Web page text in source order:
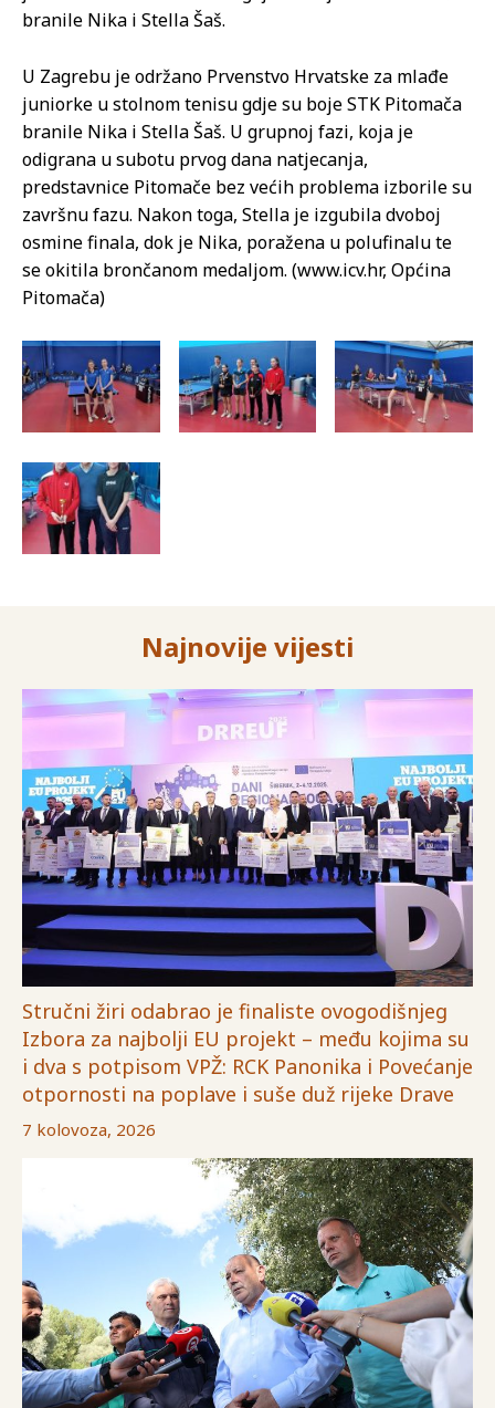
branile Nika i Stella Šaš.
U Zagrebu je održano Prvenstvo Hrvatske za mlađe
juniorke u stolnom tenisu gdje su boje STK Pitomača
branile Nika i Stella Šaš. U grupnoj fazi, koja je
odigrana u subotu prvog dana natjecanja,
predstavnice Pitomače bez većih problema izborile su
završnu fazu. Nakon toga, Stella je izgubila dvoboj
osmine finala, dok je Nika, poražena u polufinalu te
se okitila brončanom medaljom. (www.icv.hr, Općina
Pitomača)
Najnovije vijesti
Stručni žiri odabrao je finaliste ovogodišnjeg
Izbora za najbolji EU projekt – među kojima su
i dva s potpisom VPŽ: RCK Panonika i Povećanje
otpornosti na poplave i suše duž rijeke Drave
7 kolovoza, 2026